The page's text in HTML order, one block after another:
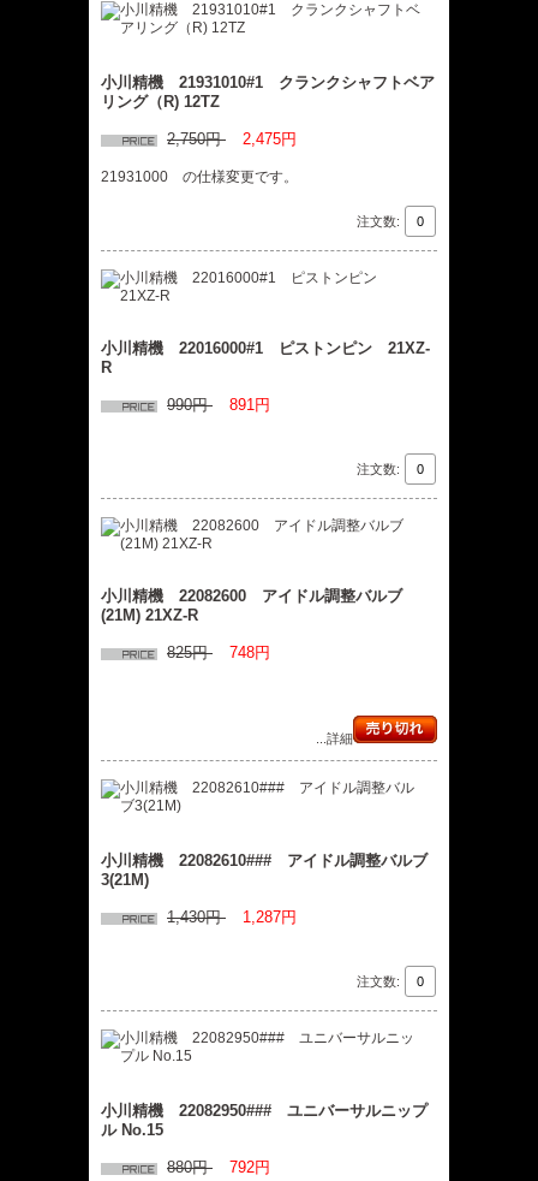
小川精機 21931010#1 クランクシャフトベア
リング（R) 12TZ
2,750円 2,475円
21931000 の仕様変更です。
注文数:
小川精機 22016000#1 ピストンピン 21XZ-
R
990円 891円
注文数:
小川精機 22082600 アイドル調整バルブ
(21M) 21XZ-R
825円 748円
...詳細
小川精機 22082610### アイドル調整バルブ
3(21M)
1,430円 1,287円
注文数:
小川精機 22082950### ユニバーサルニップ
ル No.15
880円 792円